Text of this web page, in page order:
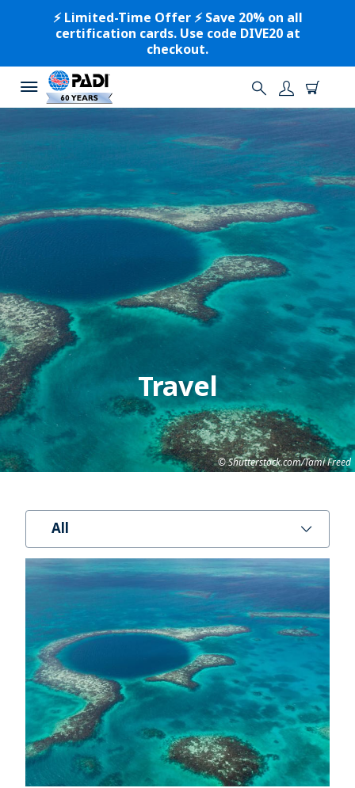
⚡️ Limited-Time Offer ⚡️ Save 20% on all
certification cards. Use code DIVE20 at
checkout.
Shutterstock.com/Tami Freed
Travel
All